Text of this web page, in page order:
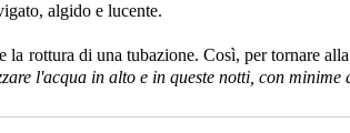
algido e lucente.
rottura di una tubazione. Così, per tornare
l'acqua in alto e in queste notti, con